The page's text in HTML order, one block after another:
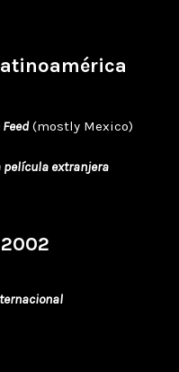
(mostly Mexico)
película extranjera